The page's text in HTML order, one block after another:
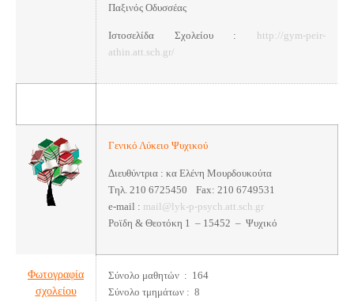
Παξινός Οδυσσέας
Ιστοσελίδα Σχολείου : http://gym-peir-
athin.att.sch.gr/
Γενικό Λύκειο Ψυχικού
Διευθύντρια : κα Ελένη Μουρδουκούτα
Τηλ. 210 6725450
Fax: 210 6749531
e-mail : mail@lyk-p-psych.att.sch.gr
Ροϊδη & Θεοτόκη 1 – 15452 – Ψυχικό
Φωτογραφία
σχολείου
Σύνολο μαθητών : 164
Σύνολο τμημάτων : 8